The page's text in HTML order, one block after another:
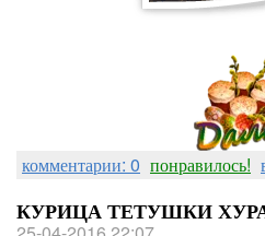
комментарии: 0 понравилось!
КУРИЦА ТЕТУШКИ